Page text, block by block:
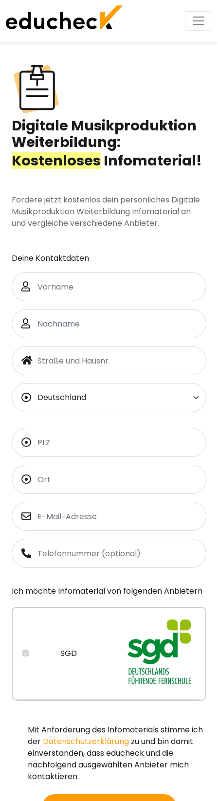
Digitale Musikproduktion
Weiterbildung:
Kostenloses Infomaterial!
Fordere jetzt kostenlos dein persönliches Digitale
Musikproduktion Weiterbildung Infomaterial an
und vergleiche verschiedene Anbieter.
Deine Kontaktdaten
Ich möchte Infomaterial von folgenden Anbietern
SGD
Mit Anforderung des Infomaterials stimme ich
der Datenschutzerklärung zu und bin damit
einverstanden, dass educheck und die
nachfolgend ausgewählten Anbieter mich
kontaktieren.